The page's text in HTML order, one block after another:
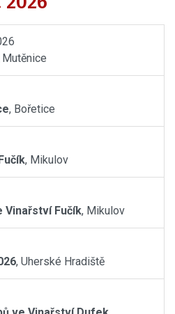
Mutěnice
, Bořetice
, Mikulov
Vinařství Fučík, Mikulov
, Uherské Hradiště